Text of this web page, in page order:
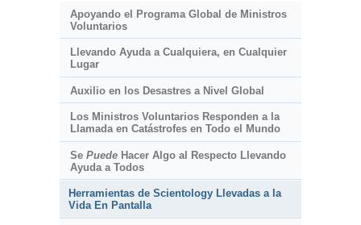
Apoyando el Programa Global de Ministros
Voluntarios
Llevando Ayuda a Cualquiera, en Cualquier
Lugar
Auxilio en los Desastres a Nivel Global
Los Ministros Voluntarios Responden a la
Llamada en Catástrofes en Todo el Mundo
Se PuedeHacer Algo al Respecto Llevando
Ayuda a Todos
Herramientas de Scientology Llevadas a la
Vida En Pantalla